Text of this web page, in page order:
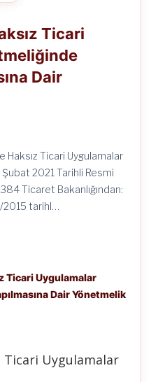
Ticari
Dair
Haksız Ticari Uygulamalar
2021 Tarihli Resmi
Ticaret Bakanlığından:
2015 tarihl…
Ticari Uygulamalar
Dair Yönetmelik
Ticari Uygulamalar